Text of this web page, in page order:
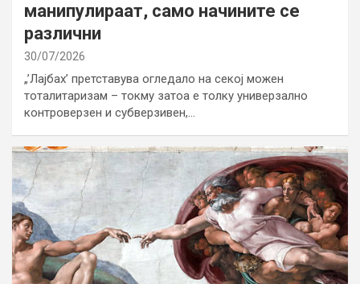
манипулираат, само начините се
различни
30/07/2026
„’Лајбах’ претставува огледало на секој можен
тоталитаризам – токму затоа е толку универзално
контроверзен и субверзивен,…